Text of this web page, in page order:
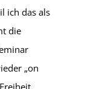
ich das als
die
„on